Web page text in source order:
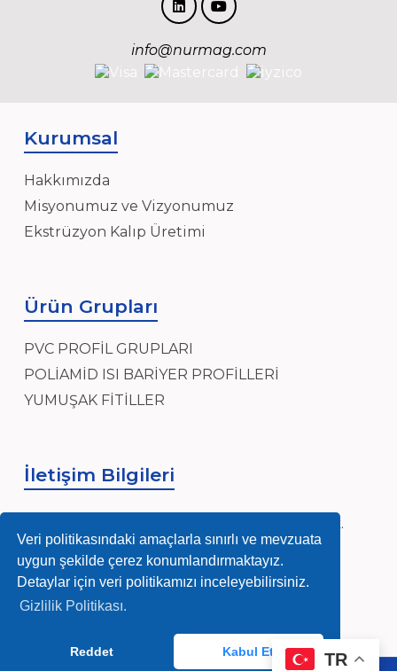
Veri politikasındaki amaçlarla sınırlı ve mevzuata
uygun şekilde çerez konumlandırmaktayız.
Detaylar için veri politikamızı inceleyebilirsiniz.
Gizlilik Politikası.
Reddet Kabul Et
info@nurmag.com
Kurumsal
Hakkımızda
Misyonumuz ve Vizyonumuz
Ekstrüzyon Kalıp Üretimi
Ürün Grupları
PVC PROFİL GRUPLARI
POLİAMİD ISI BARİYER PROFİLLERİ
YUMUŞAK FİTİLLER
İletişim Bilgileri
Sanayi, Sanayi Mh, Ensar Cad, Hidayet Sk.
No:4, 34906 Pendik/İstanbul
info@nurmag.com
(0216) 378 84 92-93
TR